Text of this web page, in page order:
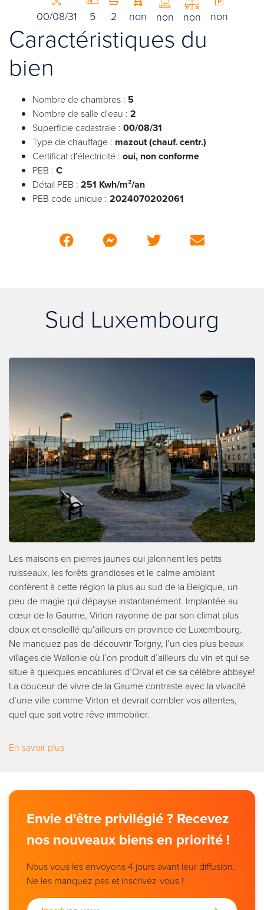
00/08/31 5 2 non non non non
Caractéristiques du
bien
Nombre de chambres : 5
Nombre de salle d'eau : 2
Superficie cadastrale : 00/08/31
Type de chauffage : mazout (chauf. centr.)
Certificat d'électricité : oui, non conforme
PEB : C
Détail PEB : 251 Kwh/m²/an
PEB code unique : 2024070202061
Sud Luxembourg
Les maisons en pierres jaunes qui jalonnent les petits
ruisseaux, les forêts grandioses et le calme ambiant
confèrent à cette région la plus au sud de la Belgique, un
peu de magie qui dépayse instantanément. Implantée au
cœur de la Gaume, Virton rayonne de par son climat plus
doux et ensoleillé qu’ailleurs en province de Luxembourg.
Ne manquez pas de découvrir Torgny, l’un des plus beaux
villages de Wallonie où l’on produit d’ailleurs du vin et qui se
situe à quelques encablures d’Orval et de sa célèbre abbaye!
La douceur de vivre de la Gaume contraste avec la vivacité
d’une ville comme Virton et devrait combler vos attentes,
quel que soit votre rêve immobilier.
En savoir plus
Envie d'être privilégié ? Recevez
nos nouveaux biens en priorité !
Nous vous les envoyons 4 jours avant leur diffusion.
Ne les manquez pas et inscrivez-vous !